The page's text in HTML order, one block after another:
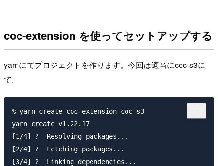
coc-extension を使ってセットアップする
yarnにてプロジェクトを作ります。今回は適当にcoc-s3に
て。
% yarn create coc-extension coc-s3
yarn create v1.22.17
[1/4] ?  Resolving packages...
[2/4] ?  Fetching packages...
[3/4] ?  Linking dependencies...